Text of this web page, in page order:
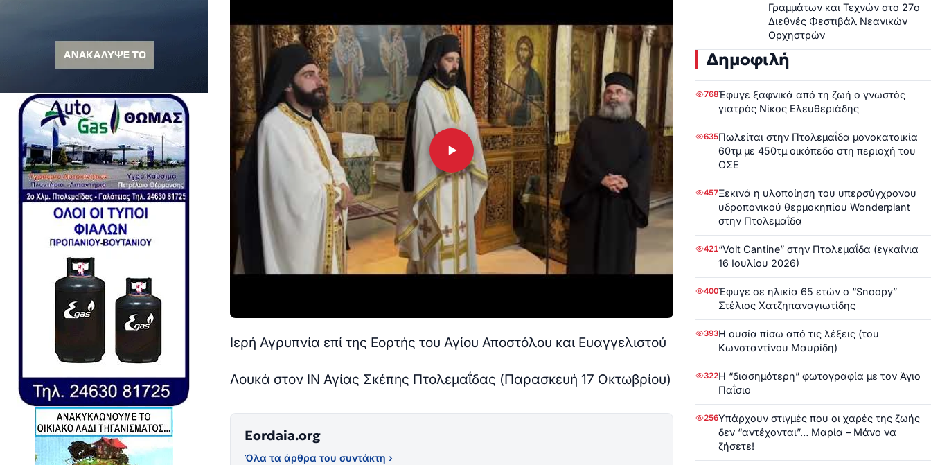
Ιερή Αγρυπνία επί της Εορτής του Αγίου Αποστόλου και Ευαγγελιστού
Λουκά στον ΙΝ Αγίας Σκέπης Πτολεμαΐδας (Παρασκευή 17 Οκτωβρίου)
Eordaia.org
Όλα τα άρθρα του συντάκτη ›
Γραμμάτων και Τεχνών στο 27ο
Διεθνές Φεστιβάλ Νεανικών
Ορχηστρών
Δημοφιλή
768Έφυγε ξαφνικά από τη ζωή ο γνωστός
γιατρός Νίκος Ελευθεριάδης
635Πωλείται στην Πτολεμαΐδα μονοκατοικία
60τμ με 450τμ οικόπεδο στη περιοχή του
ΟΣΕ
457Ξεκινά η υλοποίηση του υπερσύγχρονου
υδροπονικού θερμοκηπίου Wonderplant
στην Πτολεμαΐδα
421“Volt Cantine” στην Πτολεμαΐδα (εγκαίνια
16 Ιουλίου 2026)
400Έφυγε σε ηλικία 65 ετών ο “Snoopy”
Στέλιος Χατζηπαναγιωτίδης
393Η ουσία πίσω από τις λέξεις (του
Κωνσταντίνου Μαυρίδη)
322Η “διασημότερη” φωτογραφία με τον Άγιο
Παΐσιο
256Υπάρχουν στιγμές που οι χαρές της ζωής
δεν “αντέχονται”… Μαρία – Μάνο να
ζήσετε!